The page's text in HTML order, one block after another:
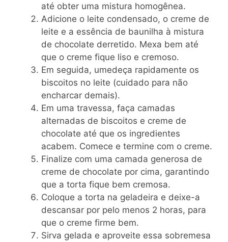
até obter uma mistura homogênea.
Adicione o leite condensado, o creme de
leite e a essência de baunilha à mistura
de chocolate derretido. Mexa bem até
que o creme fique liso e cremoso.
Em seguida, umedeça rapidamente os
biscoitos no leite (cuidado para não
encharcar demais).
Em uma travessa, faça camadas
alternadas de biscoitos e creme de
chocolate até que os ingredientes
acabem. Comece e termine com o creme.
Finalize com uma camada generosa de
creme de chocolate por cima, garantindo
que a torta fique bem cremosa.
Coloque a torta na geladeira e deixe-a
descansar por pelo menos 2 horas, para
que o creme firme bem.
Sirva gelada e aproveite essa sobremesa